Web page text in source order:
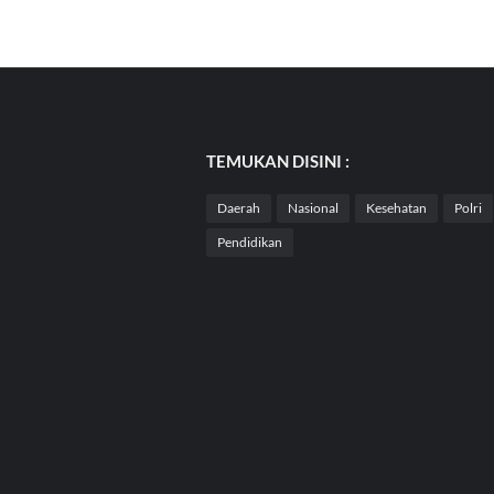
TEMUKAN DISINI :
Daerah Nasional Kesehatan Polri
Pendidikan